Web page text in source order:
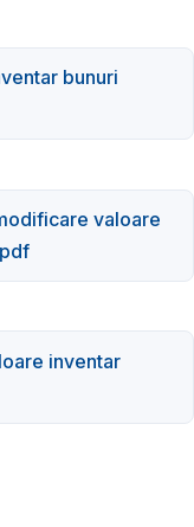
bunuri
valoare
inventar